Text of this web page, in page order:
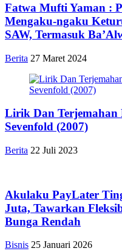
Fatwa Mufti Yaman :
Mengaku-ngaku
SAW, Termasuk
Berita 27 Maret 2024
Lirik Dan Terjemahan
Sevenfold (2007)
Berita 22 Juli 2023
Akulaku PayLater
Juta, Tawarkan
Bunga Rendah
Bisnis 25 Januari 2026